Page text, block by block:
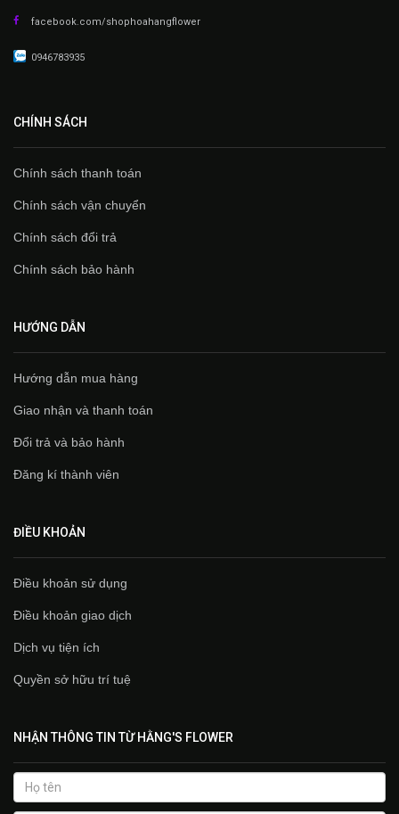
facebook.com/shophoahangflower
0946783935
CHÍNH SÁCH
Chính sách thanh toán
Chính sách vận chuyển
Chính sách đổi trả
Chính sách bảo hành
HƯỚNG DẪN
Hướng dẫn mua hàng
Giao nhận và thanh toán
Đổi trả và bảo hành
Đăng kí thành viên
ĐIỀU KHOẢN
Điều khoản sử dụng
Điều khoản giao dịch
Dịch vụ tiện ích
Quyền sở hữu trí tuệ
NHẬN THÔNG TIN TỪ HẰNG'S FLOWER